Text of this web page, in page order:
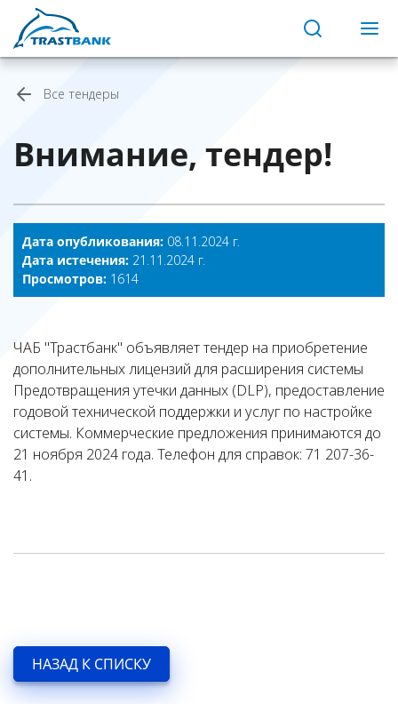
Все тендеры
Внимание, тендер!
Дата опубликования: 08.11.2024 г.
Дата истечения: 21.11.2024 г.
Просмотров: 1614
ЧАБ "Трастбанк" объявляет тендер на приобретение
дополнительных лицензий для расширения системы
Предотвращения утечки данных (DLP), предоставление
годовой технической поддержки и услуг по настройке
системы. Коммерческие предложения принимаются до
21 ноября 2024 года. Телефон для справок: 71 207-36-
41.
НАЗАД К СПИСКУ